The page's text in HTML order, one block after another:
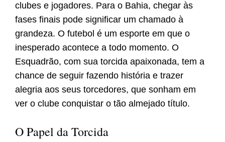
clubes e jogadores. Para o Bahia, chegar às
fases finais pode significar um chamado à
grandeza. O futebol é um esporte em que o
inesperado acontece a todo momento. O
Esquadrão, com sua torcida apaixonada, tem a
chance de seguir fazendo história e trazer
alegria aos seus torcedores, que sonham em
ver o clube conquistar o tão almejado título.
O Papel da Torcida